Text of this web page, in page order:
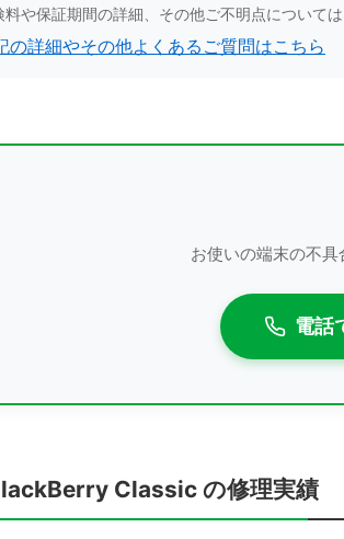
料や保証期間の詳細、その他ご不明点について
の詳細やその他よくあるご質問はこちら
お使いの端末の不
電話
Classic の修理実績